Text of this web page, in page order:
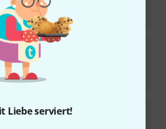
Liebe serviert!
Ravel Concerto for Klavier
Fauré 5 Impromptus